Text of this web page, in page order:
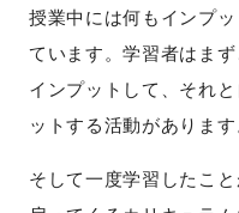
授業中には何もインプ
ています。学習者はま
インプットして、それ
ットする活動があります
そして一度学習したこ